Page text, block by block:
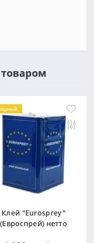
Клей "Eurosprey"
(Евроспрей) нетто